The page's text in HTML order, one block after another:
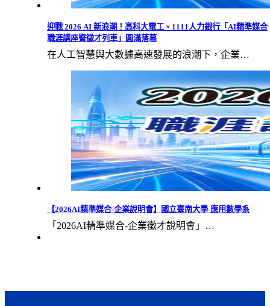
迎戰 2026 AI 新浪潮！高科大電工 × 1111人力銀行「AI精準媒合
職涯講座暨徵才列車」圓滿落幕
在人工智慧與大數據高速發展的浪潮下，企業…
【2026AI精準媒合-企業說明會】國立臺南大學-應用數學系
「2026AI精準媒合-企業徵才說明會」…